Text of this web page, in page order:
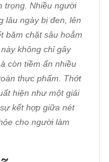
trọng. Nhiều người
lâu ngày bị đen, lên
băm chặt sâu hoắm
không chỉ gây
còn tiềm ẩn nhiều
thực phẩm. Thớt
hiện như một giải
kết hợp giữa nét
cho người làm